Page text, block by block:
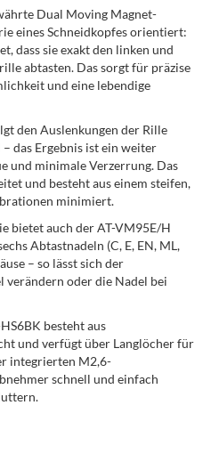
Dual Moving Magnet-
eines Schneidkopfes orientiert:
dass sie exakt den linken und
abtasten. Das sorgt für präzise
und eine lebendige
den Auslenkungen der Rille
das Ergebnis ist ein weiter
und minimale Verzerrung. Das
und besteht aus einem steifen,
minimiert.
bietet auch der AT-VM95E/H
Abtastnadeln (C, E, EN, ML,
– so lässt sich der
oder die Nadel bei
besteht aus
und verfügt über Langlöcher für
integrierten M2,6-
schnell und einfach